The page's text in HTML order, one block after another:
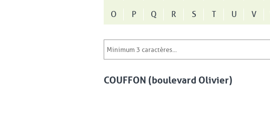
O
P Q R S T U V
COUFFON (boulevard Olivier)